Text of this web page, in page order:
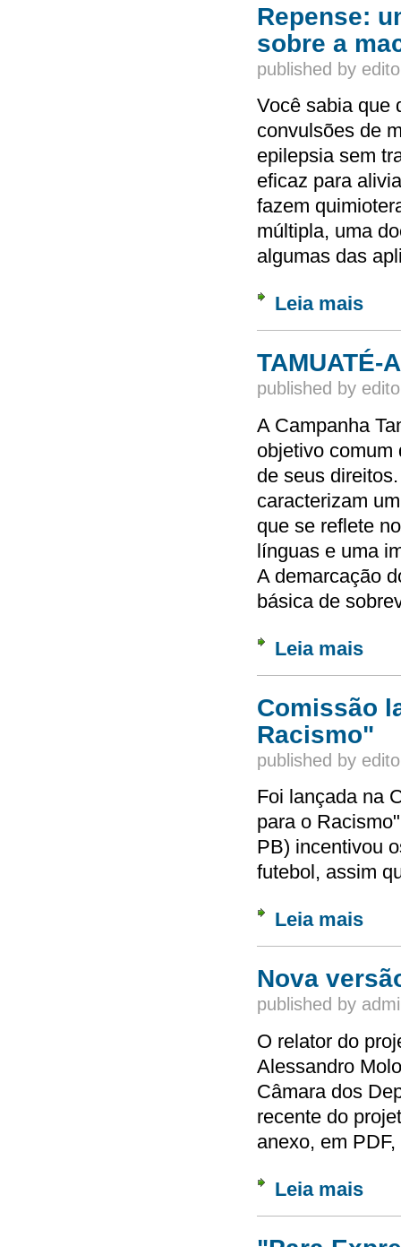
Repense:
sobre a
published by
Você sabia que
convulsões de
epilepsia sem
eficaz para
fazem
múltipla, uma
algumas das
Leia mais
TAMUATÉ-
published by
A Campanha
objetivo comum
de seus
caracterizam
que se reflete
línguas e uma
A demarcação
básica de
Leia mais
Comissão
Racismo"
published by
Foi lançada na
para o
PB) incentivou
futebol, assim
Leia mais
Nova
published by
O relator do
Alessandro
Câmara dos
recente do
anexo, em
Leia mais